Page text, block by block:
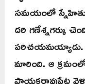
సమయంలో
దరి గణేశ్నగర్కు
పరిచయమయ్యాడు.
మారింది. ఆ